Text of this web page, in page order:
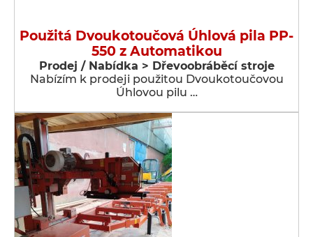
Použitá Dvoukotoučová Úhlová pila PP-
550 z Automatikou
Prodej / Nabídka > Dřevoobráběcí stroje
Nabízím k prodeji použitou Dvoukotoučovou
Úhlovou pilu …